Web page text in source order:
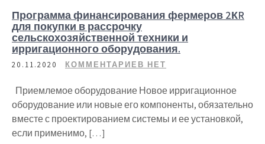
Программа финансирования фермеров 2КR
для покупки в рассрочку
сельскохозяйственной техники и
ирригационного оборудования.
20.11.2020 КОММЕНТАРИЕВ НЕТ
Приемлемое оборудование Новое ирригационное
оборудование или новые его компоненты, обязательно
вместе с проектированием системы и ее установкой,
если применимо, […]